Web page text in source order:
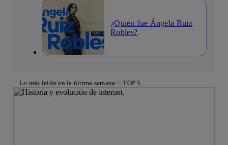
¿Quién fue Ángela Ruiz
Robles?
Lo más leído en la última semana :: TOP 5